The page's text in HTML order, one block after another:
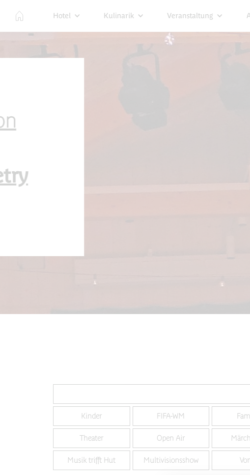
Hotel Kulinarik Veranstaltung
Kinder FIFA-WM
Theater Open Air
Musik trifft Hut Multivisionsshow